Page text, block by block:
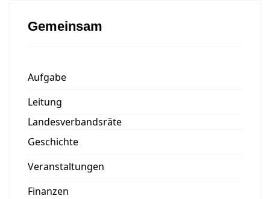
Gemeinsam
Aufgabe
Leitung
Landesverbandsräte
Geschichte
Veranstaltungen
Finanzen